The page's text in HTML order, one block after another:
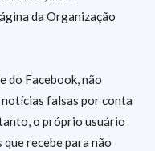
da Organização
do Facebook, não
falsas por conta
o próprio usuário
recebe para não